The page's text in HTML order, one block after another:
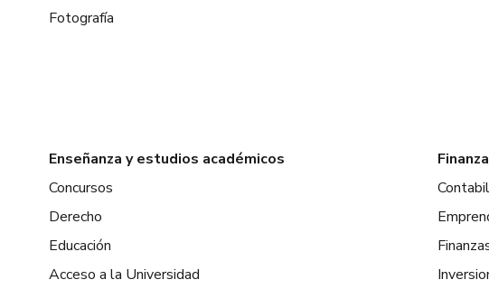
Fotografía
Enseñanza y estudios académicos
Concursos
Derecho
Educación
Acceso a la Universidad